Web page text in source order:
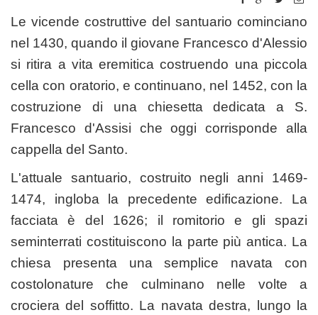
Le vicende costruttive del santuario cominciano
nel 1430, quando il giovane Francesco d'Alessio
si ritira a vita eremitica costruendo una piccola
cella con oratorio, e continuano, nel 1452, con la
costruzione di una chiesetta dedicata a S.
Francesco d'Assisi che oggi corrisponde alla
cappella del Santo.
L'attuale santuario, costruito negli anni 1469-
1474, ingloba la precedente edificazione. La
facciata è del 1626; il romitorio e gli spazi
seminterrati costituiscono la parte più antica. La
chiesa presenta una semplice navata con
costolonature che culminano nelle volte a
crociera del soffitto. La navata destra, lungo la